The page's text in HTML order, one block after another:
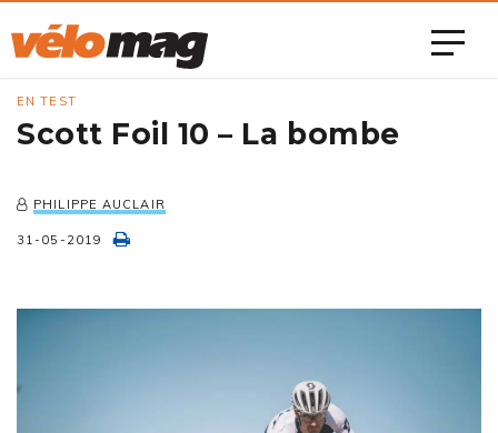
EN TEST
Scott Foil 10 – La bombe
PHILIPPE AUCLAIR
31-05-2019